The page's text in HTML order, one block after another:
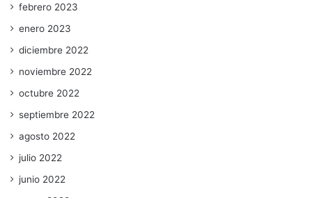
febrero 2023
enero 2023
diciembre 2022
noviembre 2022
octubre 2022
septiembre 2022
agosto 2022
julio 2022
junio 2022